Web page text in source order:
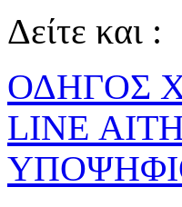
Δείτε και :
ΟΔΗΓΟΣ
LINE